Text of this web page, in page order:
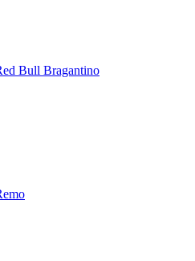
Bull Bragantino